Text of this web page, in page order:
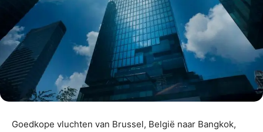
Goedkope vluchten van Brussel, België naar Bangkok,